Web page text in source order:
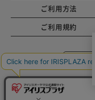
ご利用方法
ご利用規約
コー
Copyright © 2001